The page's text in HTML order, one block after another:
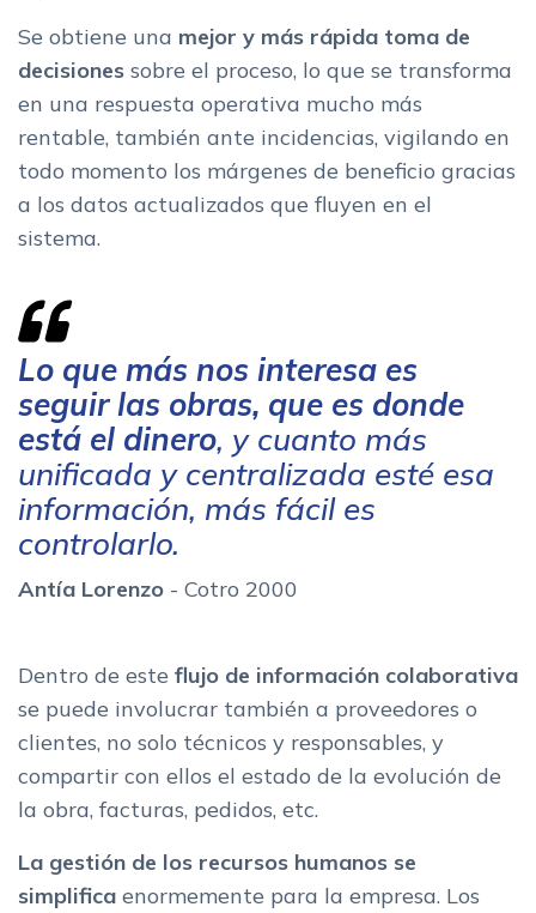
Se obtiene una mejor y más rápida toma de
decisiones sobre el proceso, lo que se transforma
en una respuesta operativa mucho más
rentable, también ante incidencias, vigilando en
todo momento los márgenes de beneficio gracias
a los datos actualizados que fluyen en el
sistema.
Lo que más nos interesa es
seguir las obras, que es donde
está el dinero, y cuanto más
unificada y centralizada esté esa
información, más fácil es
controlarlo.
Antía Lorenzo - Cotro 2000
Dentro de este flujo de información colaborativa
se puede involucrar también a proveedores o
clientes, no solo técnicos y responsables, y
compartir con ellos el estado de la evolución de
la obra, facturas, pedidos, etc.
La gestión de los recursos humanos se
simplifica enormemente para la empresa. Los